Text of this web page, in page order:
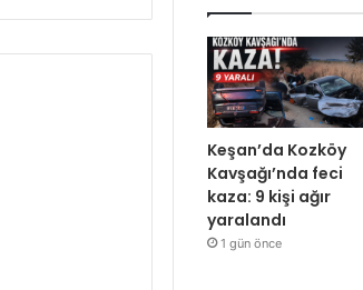
Keşan’da Kozköy
Kavşağı’nda feci
kaza: 9 kişi ağır
yaralandı
1 gün önce